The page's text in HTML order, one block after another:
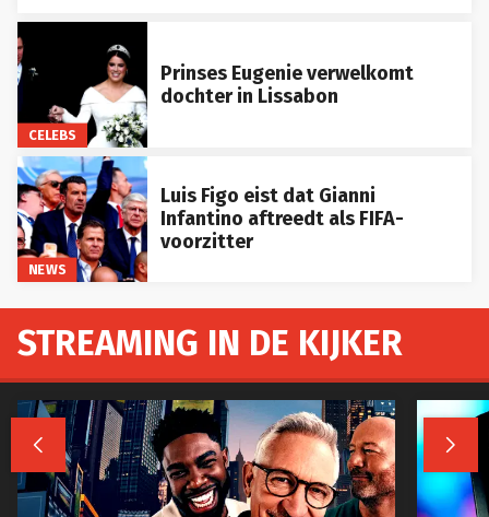
CELEBS
Prinses Eugenie verwelkomt
dochter in Lissabon
NEWS
Luis Figo eist dat Gianni
Infantino aftreedt als FIFA-
voorzitter
STREAMING IN DE KIJKER
 